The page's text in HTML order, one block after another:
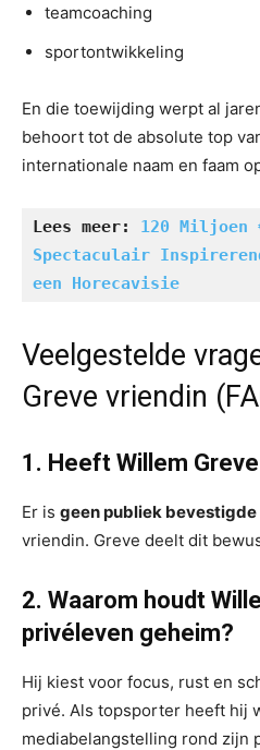
teamcoaching
sportontwikkeling
En die toewijding werpt al
behoort tot de absolute top
internationale naam en faam
Lees meer: 120 Miljoen
Spectaculair
een Horecavisie
Veelgestelde
Greve vriendin
1. Heeft Willem
Er is geen publiek
vriendin. Greve deelt dit
2. Waarom houdt
privéleven geheim?
Hij kiest voor focus, rust en
privé. Als topsporter heeft hij
mediabelangstelling rond zijn